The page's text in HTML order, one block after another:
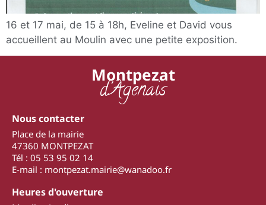
16 et 17 mai, de 15 à 18h, Eveline et David vous
accueillent au Moulin avec une petite exposition.
Montpezat
d'Agenais
Nous contacter
Place de la mairie
47360 MONTPEZAT
Tél : 05 53 95 02 14
E-mail : montpezat.mairie@wanadoo.fr
Heures d'ouverture